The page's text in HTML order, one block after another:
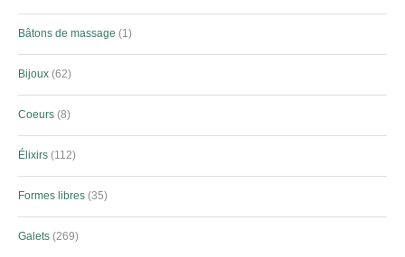
Bâtons de massage 1
Bijoux 62
Coeurs 8
Élixirs 112
Formes libres 35
Galets 269